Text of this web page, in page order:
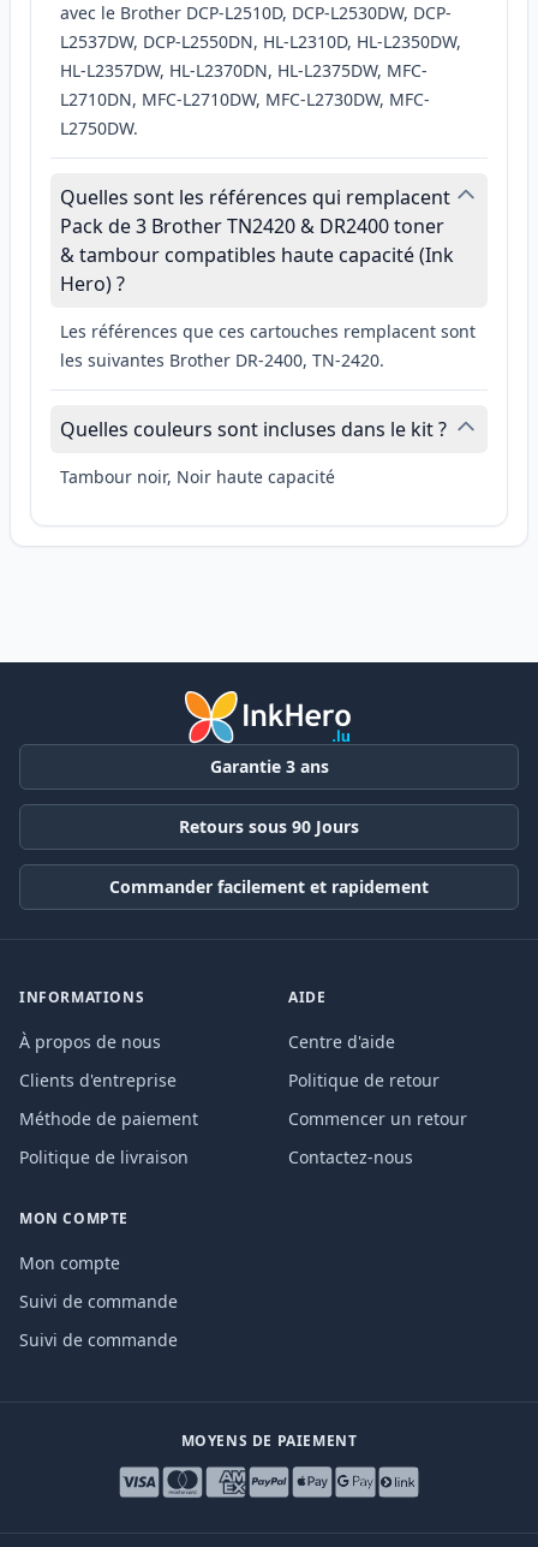
avec le Brother DCP-L2510D, DCP-L2530DW, DCP-
L2537DW, DCP-L2550DN, HL-L2310D, HL-L2350DW,
HL-L2357DW, HL-L2370DN, HL-L2375DW, MFC-
L2710DN, MFC-L2710DW, MFC-L2730DW, MFC-
L2750DW.
Quelles sont les références qui remplacent
Pack de 3 Brother TN2420 & DR2400 toner
& tambour compatibles haute capacité (Ink
Hero) ?
Les références que ces cartouches remplacent sont
les suivantes Brother DR-2400, TN-2420.
Quelles couleurs sont incluses dans le kit ?
Tambour noir, Noir haute capacité
Garantie 3 ans
Retours sous 90 Jours
Commander facilement et rapidement
INFORMATIONS
À propos de nous
Clients d'entreprise
Méthode de paiement
Politique de livraison
AIDE
Centre d'aide
Politique de retour
Commencer un retour
Contactez-nous
MON COMPTE
Mon compte
Suivi de commande
Suivi de commande
MOYENS DE PAIEMENT